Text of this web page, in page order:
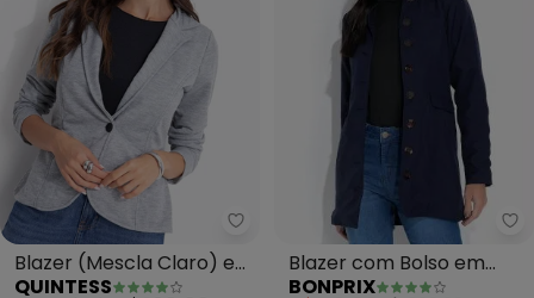
Quintess - Blazer (Mescla
Blazer (Mescla Claro) em
Moletinho
QUINTESS
Blazer com Bolso em
Lapela Frontal (Marinho)
BONPRIX